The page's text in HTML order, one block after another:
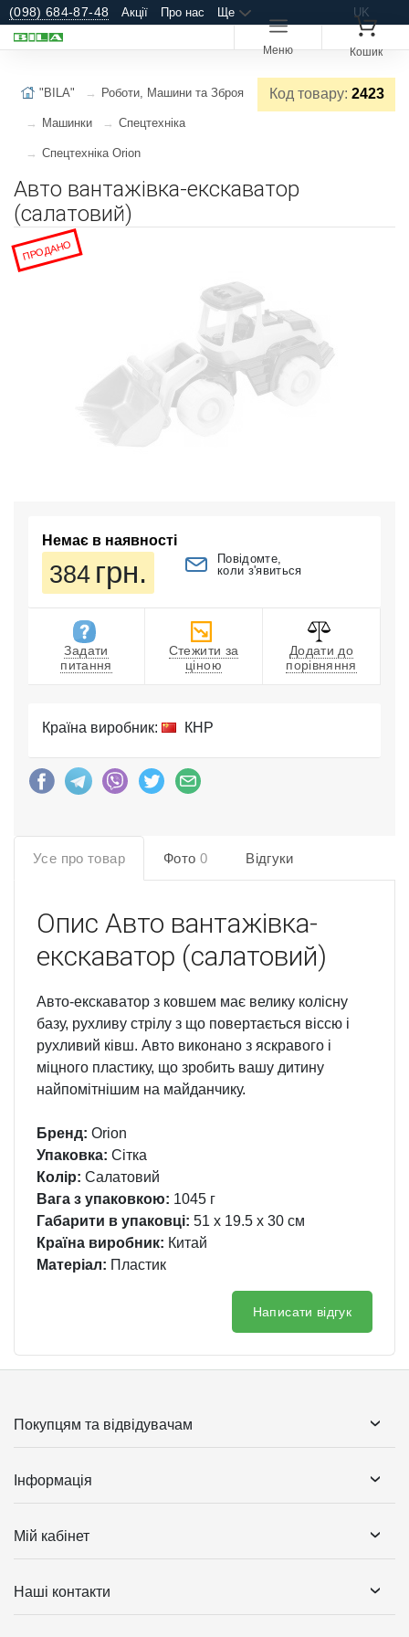
(098) 684-87-48 Акції Про нас Ще UK
Меню Кошик
Код товару: 2423
"BILA" Роботи, Машини та Зброя
Машинки Спецтехніка
Спецтехніка Orion
Авто вантажівка-екскаватор
(салатовий)
ПРОДАНО
Немає в наявності
384 грн.
Повідомте,
коли з'явиться
Задати
питання
Стежити за
ціною
Додати до
порівняння
Країна виробник: КНР
Усе про товар Фото 0 Відгуки
Опис Авто вантажівка-
екскаватор (салатовий)
Авто-екскаватор з ковшем має велику колісну
базу, рухливу стрілу з що повертається віссю і
рухливий ківш. Авто виконано з яскравого і
міцного пластику, що зробить вашу дитину
найпомітнішим на майданчику.
Бренд: Orion
Упаковка: Сітка
Колір: Салатовий
Вага з упаковкою: 1045 г
Габарити в упаковці: 51 x 19.5 x 30 см
Країна виробник: Китай
Матеріал: Пластик
Написати відгук
Покупцям та відвідувачам
Інформація
Мій кабінет
Наші контакти